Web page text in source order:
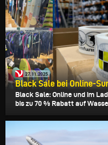
27.11.2025
Black Sale bei Online-
Black Sale: Online und im
bis zu 70 % Rabatt auf